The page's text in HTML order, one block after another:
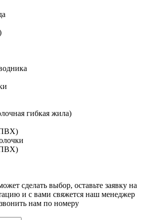
гибкая жила)
сделать выбор, оставьте заявку на
и с вами свяжется наш менеджер
нам по номеру